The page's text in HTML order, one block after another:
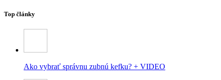
Top články
Ako vybrať správnu zubnú kefku? + VIDEO